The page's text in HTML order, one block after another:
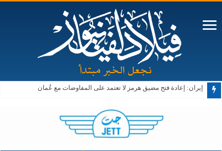
إيران: إعادة فتح مضيق هرمز لا تعتمد على المفاوضات مع عُمان